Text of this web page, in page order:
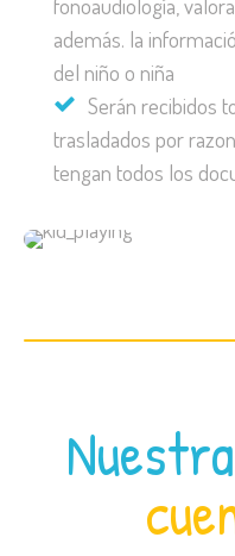
además. la
del niño o niña
Serán recibidos
trasladados por
tengan todos los